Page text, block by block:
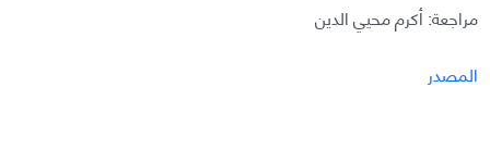
مراجعة: أكرم محيي الدين
المصدر